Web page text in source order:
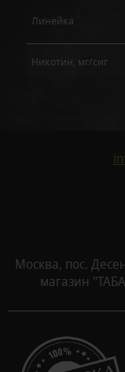
Линейка
Никотин, мг/сиг
Москва, пос.
магазин